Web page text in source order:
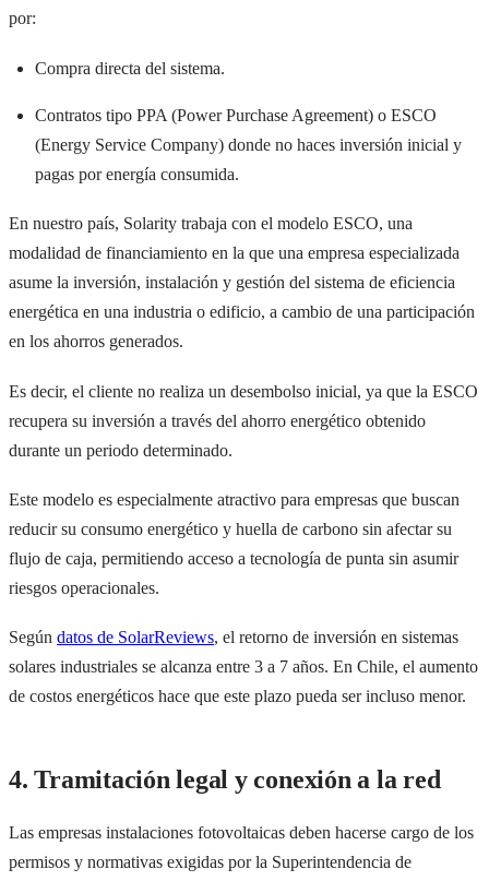
por:
Compra directa del sistema.
Contratos tipo PPA (Power Purchase Agreement) o ESCO
(Energy Service Company) donde no haces inversión inicial y
pagas por energía consumida.
En nuestro país, Solarity trabaja con el modelo ESCO, una
modalidad de financiamiento en la que una empresa especializada
asume la inversión, instalación y gestión del sistema de eficiencia
energética en una industria o edificio, a cambio de una participación
en los ahorros generados.
Es decir, el cliente no realiza un desembolso inicial, ya que la ESCO
recupera su inversión a través del ahorro energético obtenido
durante un periodo determinado.
Este modelo es especialmente atractivo para empresas que buscan
reducir su consumo energético y huella de carbono sin afectar su
flujo de caja, permitiendo acceso a tecnología de punta sin asumir
riesgos operacionales.
Según datos de SolarReviews, el retorno de inversión en sistemas
solares industriales se alcanza entre 3 a 7 años. En Chile, el aumento
de costos energéticos hace que este plazo pueda ser incluso menor.
4. Tramitación legal y conexión a la red
Las empresas instalaciones fotovoltaicas deben hacerse cargo de los
permisos y normativas exigidas por la Superintendencia de